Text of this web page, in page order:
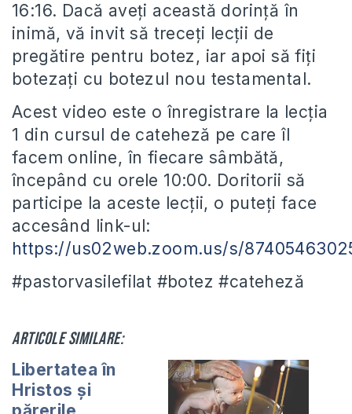
16:16. Dacă aveți această dorință în
inimă, vă invit să treceți lecții de
pregătire pentru botez, iar apoi să fiți
botezați cu botezul nou testamental.
Acest video este o înregistrare la lecția
1 din cursul de cateheză pe care îl
facem online, în fiecare sâmbătă,
începând cu orele 10:00. Doritorii să
participe la aceste lecții, o puteți face
accesând link-ul:
https://us02web.zoom.us/s/
#pastorvasilefilat #botez #cateheză
Articole similare:
Libertatea în
Hristos și